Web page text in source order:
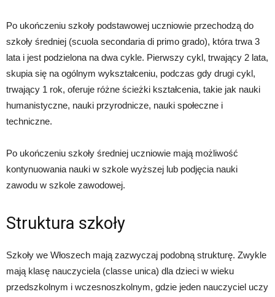
Po ukończeniu szkoły podstawowej uczniowie przechodzą do
szkoły średniej (scuola secondaria di primo grado), która trwa 3
lata i jest podzielona na dwa cykle. Pierwszy cykl, trwający 2 lata,
skupia się na ogólnym wykształceniu, podczas gdy drugi cykl,
trwający 1 rok, oferuje różne ścieżki kształcenia, takie jak nauki
humanistyczne, nauki przyrodnicze, nauki społeczne i
techniczne.
Po ukończeniu szkoły średniej uczniowie mają możliwość
kontynuowania nauki w szkole wyższej lub podjęcia nauki
zawodu w szkole zawodowej.
Struktura szkoły
Szkoły we Włoszech mają zazwyczaj podobną strukturę. Zwykle
mają klasę nauczyciela (classe unica) dla dzieci w wieku
przedszkolnym i wczesnoszkolnym, gdzie jeden nauczyciel uczy